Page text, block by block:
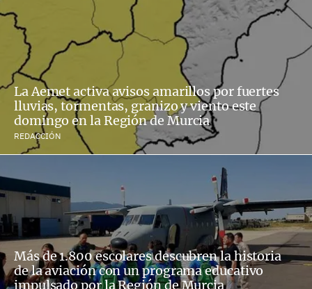
La Aemet activa avisos amarillos por fuertes
lluvias, tormentas, granizo y viento este
domingo en la Región de Murcia
REDACCIÓN
Más de 1.800 escolares descubren la historia
de la aviación con un programa educativo
impulsado por la Región de Murcia